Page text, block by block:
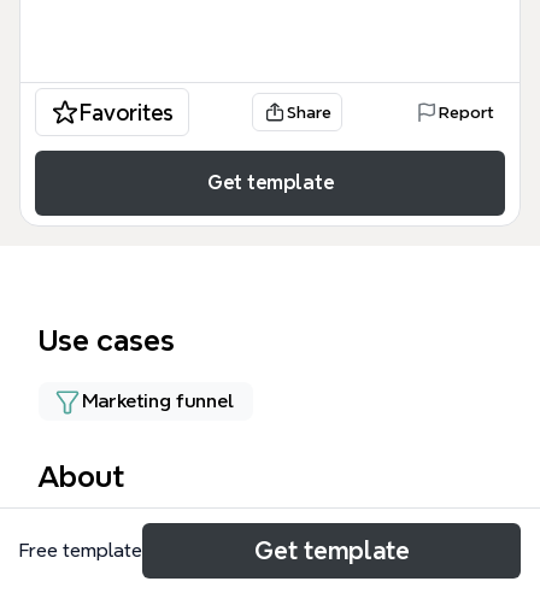
Favorites Share Report
Get template
Use cases
Marketing funnel
About
Этот шаблон интеллект-карты Лид-магнит «Топ
10 ошибок по уходу за кожей лица» представляет
Free template Get template